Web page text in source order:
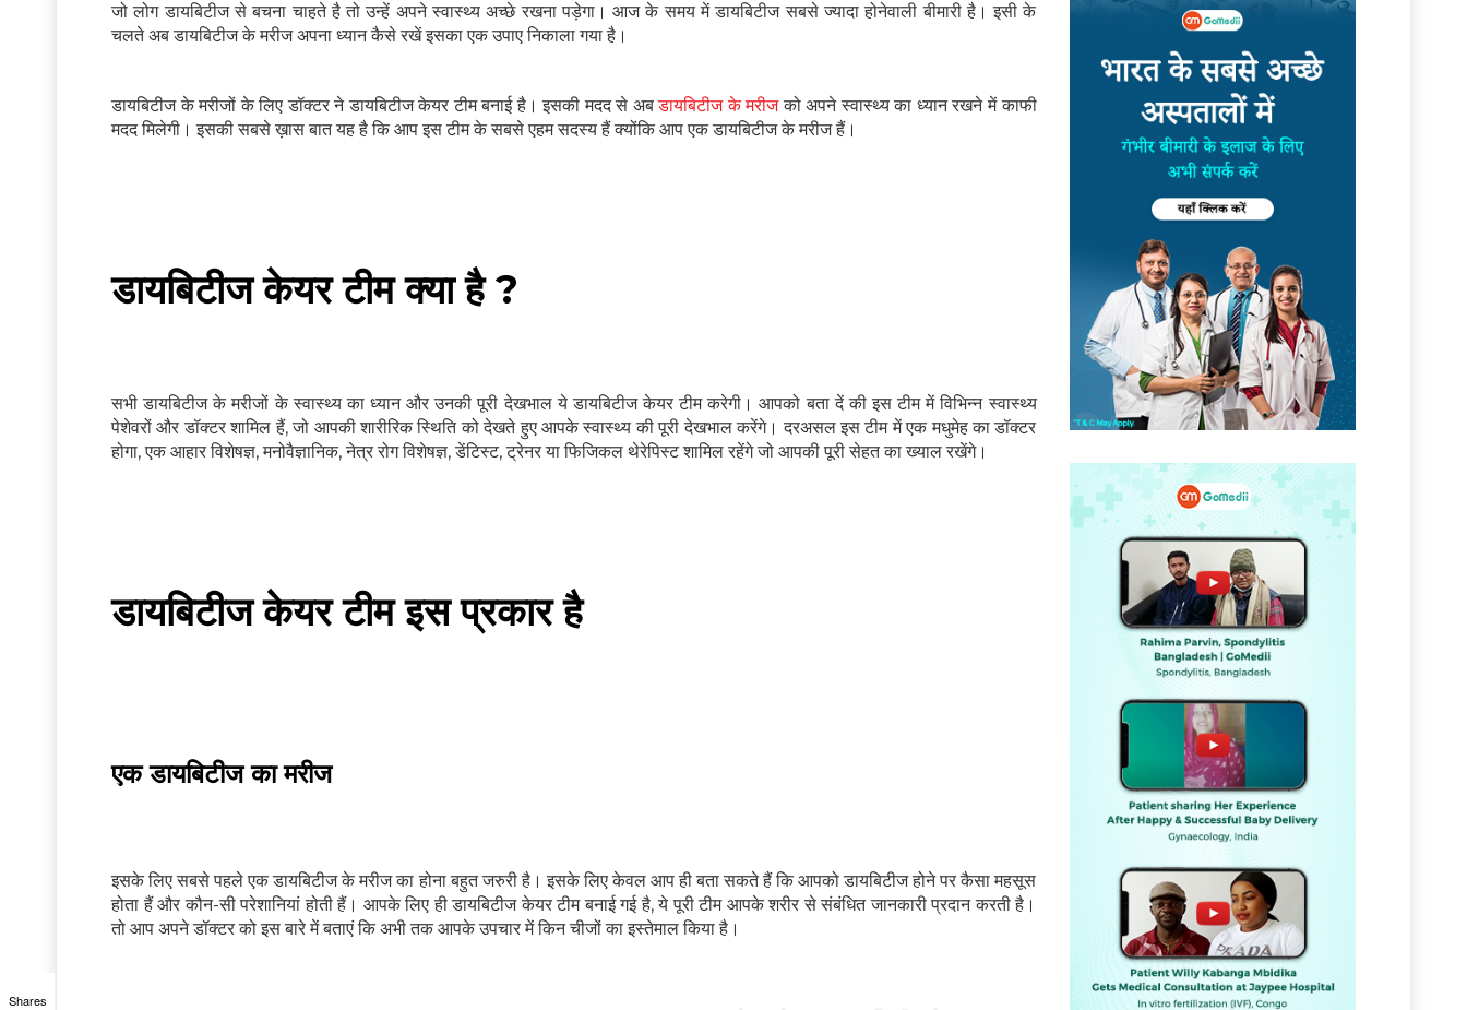
जो लोग डायबिटीज से बचना चाहते है तो उन्हें अपने स्वास्थ्य अच्छे रखना पड़ेगा। आज के समय में डायबिटीज सबसे ज्यादा होनेवाली बीमारी है। इसी के
चलते अब डायबिटीज के मरीज अपना ध्यान कैसे रखें इसका एक उपाए निकाला गया है।
डायबिटीज के मरीजों के लिए डॉक्टर ने डायबिटीज केयर टीम बनाई है। इसकी मदद से अबडायबिटीज के मरीजको अपने स्वास्थ्य का ध्यान रखने में काफी
मदद मिलेगी। इसकी सबसे ख़ास बात यह है कि आप इस टीम के सबसे एहम सदस्य हैं क्योंकि आप एक डायबिटीज के मरीज हैं।
डायबिटीज केयर टीम क्या है ?
सभी डायबिटीज के मरीजों के स्वास्थ्य का ध्यान और उनकी पूरी देखभाल ये डायबिटीज केयर टीम करेगी। आपको बता दें की इस टीम में विभिन्न स्वास्थ्य
पेशेवरों और डॉक्टर शामिल हैं, जो आपकी शारीरिक स्थिति को देखते हुए आपके स्वास्थ्य की पूरी देखभाल करेंगे। दरअसल इस टीम में एक मधुमेह का डॉक्टर
होगा, एक आहार विशेषज्ञ, मनोवैज्ञानिक, नेत्र रोग विशेषज्ञ, डेंटिस्ट, ट्रेनर या फिजिकल थेरेपिस्ट शामिल रहेंगे जो आपकी पूरी सेहत का ख्याल रखेंगे।
डायबिटीज केयर टीम इस प्रकार है
एक डायबिटीज का मरीज
इसके लिए सबसे पहले एक डायबिटीज के मरीज का होना बहुत जरुरी है। इसके लिए केवल आप ही बता सकते हैं कि आपको डायबिटीज होने पर कैसा महसूस
होता हैं और कौन-सी परेशानियां होती हैं। आपके लिए ही डायबिटीज केयर टीम बनाई गई है, ये पूरी टीम आपके शरीर से संबंधित जानकारी प्रदान करती है।
तो आप अपने डॉक्टर को इस बारे में बताएं कि अभी तक आपके उपचार में किन चीजों का इस्तेमाल किया है।
Shares